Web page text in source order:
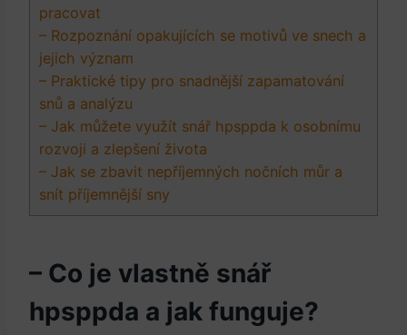
pracovat
– Rozpoznání opakujících se motivů ve snech a
jejich význam
– Praktické tipy pro snadnější zapamatování
snů a analýzu
– Jak můžete využít snář hpsppda k osobnímu
rozvoji a zlepšení života
– Jak se zbavit nepříjemných nočních můr a
snít příjemnější sny
– Co je vlastně snář
hpsppda a jak funguje?